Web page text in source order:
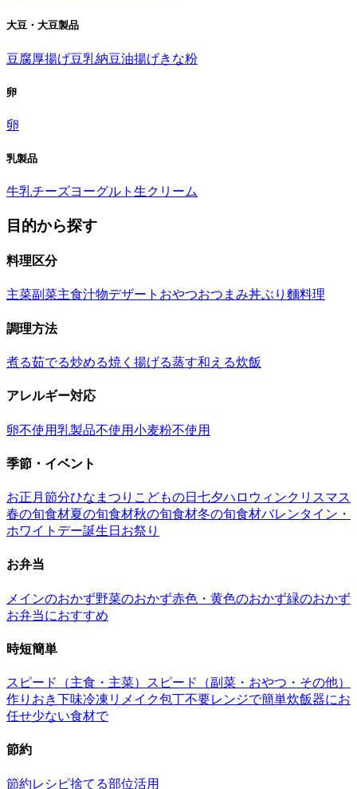
大豆・大豆製品
豆腐厚揚げ豆乳納豆油揚げきな粉
卵
卵
乳製品
牛乳チーズヨーグルト 生クリーム
目的から探す
料理区分
主菜副菜主食汁物デザート おやつおつまみ丼ぶり 麵料理
調理方法
煮る茹でる炒める焼く 揚げる蒸す和える炊飯
アレルギー対応
卵不使用乳製品不使用小麦粉不使用
季節・イベント
お正月 節分ひなまつり こどもの日 七夕ハロウィンクリスマス
春の旬食材夏の旬食材秋の旬食材冬の旬食材バレンタイン・
ホワイトデー誕生日 お祭り
お弁当
メインのおかず野菜のおかず赤色・黄色のおかず緑のおかず
お弁当におすすめ
時短簡単
スピード（主食・主菜）
スピード（副菜・おやつ・その他）
作りおき下味冷凍 リメイク包丁不要レンジで簡単炊飯器にお
任せ少ない食材で
節約
節約レシピ捨てる部位活用